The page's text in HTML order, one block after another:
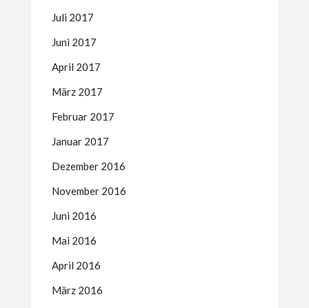
Juli 2017
Juni 2017
April 2017
März 2017
Februar 2017
Januar 2017
Dezember 2016
November 2016
Juni 2016
Mai 2016
April 2016
März 2016